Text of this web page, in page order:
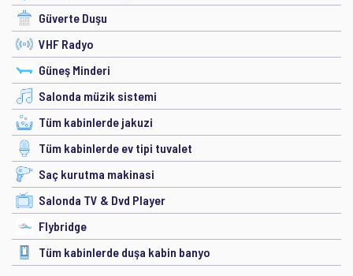
Güverte Duşu
VHF Radyo
Güneş Minderi
Salonda müzik sistemi
Tüm kabinlerde jakuzi
Tüm kabinlerde ev tipi tuvalet
Saç kurutma makinasi
Salonda TV & Dvd Player
Flybridge
Tüm kabinlerde duşa kabin banyo